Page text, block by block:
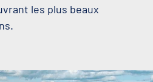
les plus beaux